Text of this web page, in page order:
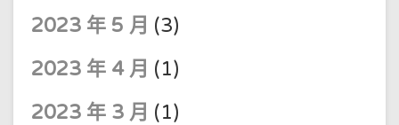
2023 年 5 月 (3)
2023 年 4 月 (1)
2023 年 3 月 (1)